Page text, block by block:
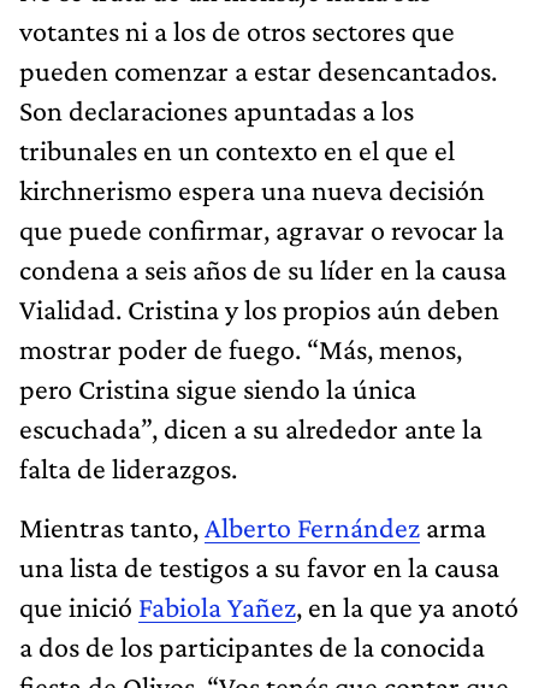
votantes ni a los de otros sectores que
pueden comenzar a estar desencantados.
Son declaraciones apuntadas a los
tribunales en un contexto en el que el
kirchnerismo espera una nueva decisión
que puede confirmar, agravar o revocar la
condena a seis años de su líder en la causa
Vialidad. Cristina y los propios aún deben
mostrar poder de fuego. “Más, menos,
pero Cristina sigue siendo la única
escuchada”, dicen a su alrededor ante la
falta de liderazgos.
Mientras tanto, Alberto Fernández arma
una lista de testigos a su favor en la causa
que inició Fabiola Yañez, en la que ya anotó
a dos de los participantes de la conocida